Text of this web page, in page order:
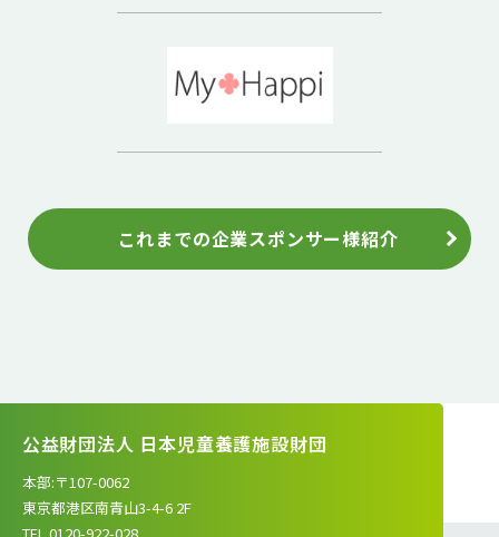
これまでの企業スポンサー様紹介
公益財団法人 日本児童養護施設財団
本部:〒107-0062
東京都港区南青山3-4-6 2F